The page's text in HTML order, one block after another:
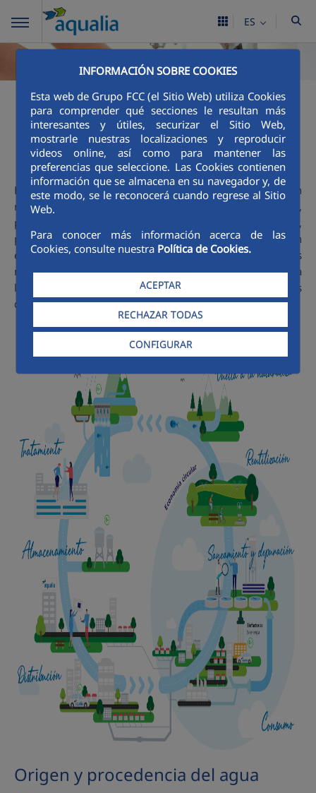
INFORMACIÓN SOBRE COOKIES
Esta web de Grupo FCC (el Sitio Web) utiliza Cookies
para comprender qué secciones le resultan más
interesantes y útiles, securizar el Sitio Web,
mostrarle nuestras localizaciones y reproducir
videos online, así como para mantener las
preferencias que seleccione. Las Cookies contienen
información que se almacena en su navegador y, de
este modo, se le reconocerá cuando regrese al Sitio
Web.
Para conocer más información acerca de las
Cookies, consulte nuestra Política de Cookies.
ACEPTAR
RECHAZAR TODAS
CONFIGURAR
ES
Ciclo integral
El agua es un gran tesoro y que podemos encontrarla en
nuestro entorno: en el mar, en los ríos, en los pantanos...,
pero para que llegue hasta nuestras casas, colegios,
parques, industrias... y la podamos beber, lavarnos con
ella, nadar en la piscina, ver crecer las flores del jardín..., es
necesario que el agua siga un proceso cuidadoso. Esa es la
labor de Aqualia y te invitamos a descubrir
, con más
detalle, las fases de este apasionante Ciclo.
Origen y procedencia del agua